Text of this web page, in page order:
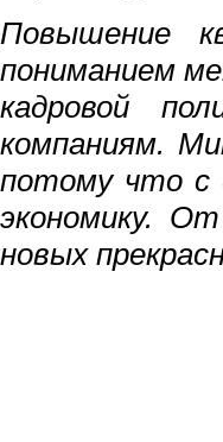
Повышение
пониманием
кадровой
компаниям.
потому что с
экономику.
новых